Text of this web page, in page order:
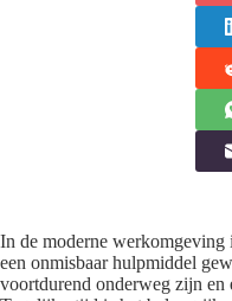
In de moderne werkomgeving
een onmisbaar hulpmiddel
voortdurend onderweg zijn